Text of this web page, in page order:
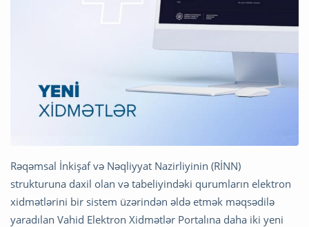
Rəqəmsal İnkişaf və Nəqliyyat Nazirliyinin (RİNN)
strukturuna daxil olan və tabeliyindəki qurumların elektron
xidmətlərini bir sistem üzərindən əldə etmək məqsədilə
yaradılan Vahid Elektron Xidmətlər Portalına daha iki yeni